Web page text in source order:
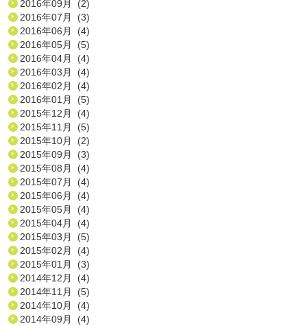
2016年09月 (2)
2016年07月 (3)
2016年06月 (4)
2016年05月 (5)
2016年04月 (4)
2016年03月 (4)
2016年02月 (4)
2016年01月 (5)
2015年12月 (4)
2015年11月 (5)
2015年10月 (2)
2015年09月 (3)
2015年08月 (4)
2015年07月 (4)
2015年06月 (4)
2015年05月 (4)
2015年04月 (4)
2015年03月 (5)
2015年02月 (4)
2015年01月 (3)
2014年12月 (4)
2014年11月 (5)
2014年10月 (4)
2014年09月 (4)